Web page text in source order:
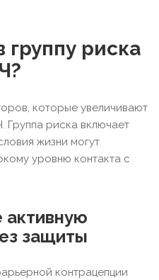
группу риска
которые увеличивают
Группа риска включает
жизни могут
уровню контакта с
защиты
контрацепции